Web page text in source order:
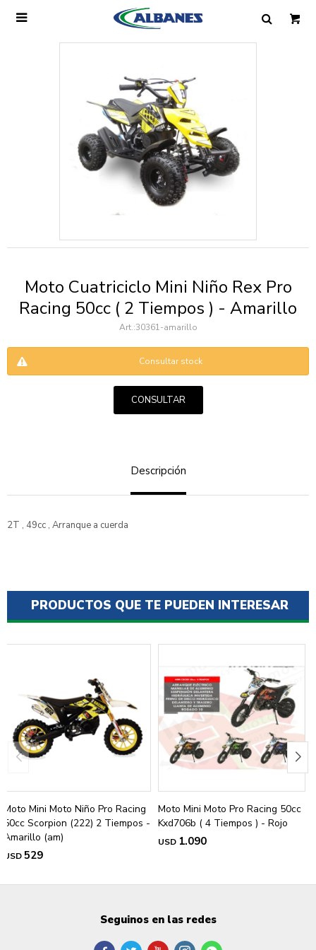

Moto Cuatriciclo Mini Niño Rex Pro
Racing 50cc ( 2 Tiempos ) - Amarillo
30361-amarillo
Consultar stock
CONSULTAR
Descripción
2T , 49cc , Arranque a cuerda
PRODUCTOS QUE TE PUEDEN INTERESAR
Moto Mini Moto Niño Pro Racing
50cc Scorpion (222) 2 Tiempos -
Amarillo (am)
USD529
Moto Mini Moto Pro Racing 50cc
Kxd706b ( 4 Tiempos ) - Rojo
USD 1.090
Correo electrónico
Mensaje
Seguinos en las redes